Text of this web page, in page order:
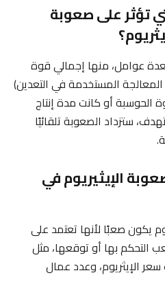
تؤثر على صعوبة
عوامل، منها إجمالي قوة
المستخدمة في التعدين)
الحوسبة أو كانت مدة إنتاج
ستزداد الصعوبة تلقائيًا
الإيثيريوم في
يكون صعبًا لأنها تعتمد على
التحكم بها أو توقعها، مثل
سعر الإيثريوم، وعدد عمال